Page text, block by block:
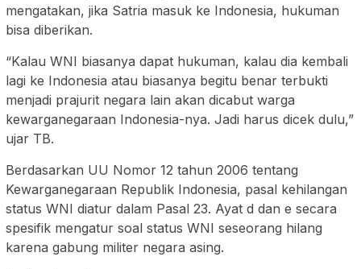
mengatakan, jika Satria masuk ke Indonesia, hukuman
bisa diberikan.
“Kalau WNI biasanya dapat hukuman, kalau dia kembali
lagi ke Indonesia atau biasanya begitu benar terbukti
menjadi prajurit negara lain akan dicabut warga
kewarganegaraan Indonesia-nya. Jadi harus dicek dulu,”
ujar TB.
Berdasarkan UU Nomor 12 tahun 2006 tentang
Kewarganegaraan Republik Indonesia, pasal kehilangan
status WNI diatur dalam Pasal 23. Ayat d dan e secara
spesifik mengatur soal status WNI seseorang hilang
karena gabung militer negara asing.